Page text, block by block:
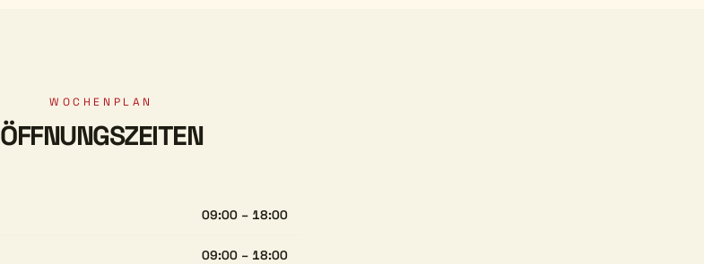
WOCHENPLAN
ÖFFNUNGSZEITEN
09:00 – 18:00
09:00 – 18:00